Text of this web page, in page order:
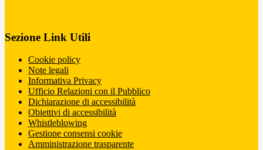
Sezione Link Utili
Cookie policy
Note legali
Informativa Privacy
Ufficio Relazioni con il Pubblico
Dichiarazione di accessibilità
Obiettivi di accessibilità
Whistleblowing
Gestione consensi cookie
Amministrazione trasparente